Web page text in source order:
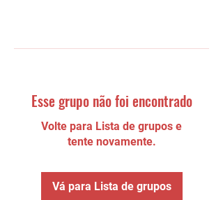
Esse grupo não foi encontrado
Volte para Lista de grupos e
tente novamente.
Vá para Lista de grupos